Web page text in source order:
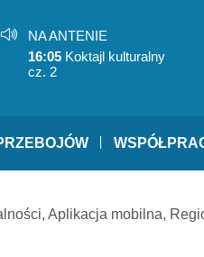
NA ANTENIE
16:05 Koktajl kulturalny
cz. 2
, Aplikacja mobilna,